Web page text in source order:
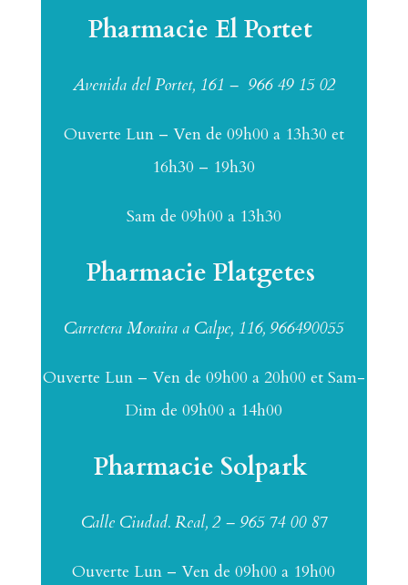
Pharmacie El Portet
Avenida del Portet, 161 – 966 49 15 02
Ouverte Lun – Ven de 09h00 a 13h30 et
16h30 – 19h30
Sam de 09h00 a 13h30
Pharmacie Platgetes
Carretera Moraira a Calpe, 116, 966490055
Ouverte Lun – Ven de 09h00 a 20h00 et Sam-
Dim de 09h00 a 14h00
Pharmacie Solpark
Calle Ciudad. Real, 2 – 965 74 00 87
Ouverte Lun – Ven de 09h00 a 19h00